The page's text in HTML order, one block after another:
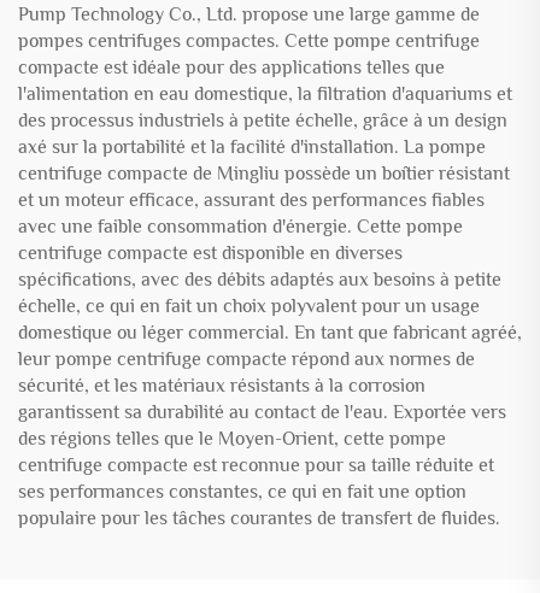
Pump Technology Co., Ltd. propose une large gamme de
pompes centrifuges compactes. Cette pompe centrifuge
compacte est idéale pour des applications telles que
l'alimentation en eau domestique, la filtration d'aquariums et
des processus industriels à petite échelle, grâce à un design
axé sur la portabilité et la facilité d'installation. La pompe
centrifuge compacte de Mingliu possède un boîtier résistant
et un moteur efficace, assurant des performances fiables
avec une faible consommation d'énergie. Cette pompe
centrifuge compacte est disponible en diverses
spécifications, avec des débits adaptés aux besoins à petite
échelle, ce qui en fait un choix polyvalent pour un usage
domestique ou léger commercial. En tant que fabricant agréé,
leur pompe centrifuge compacte répond aux normes de
sécurité, et les matériaux résistants à la corrosion
garantissent sa durabilité au contact de l'eau. Exportée vers
des régions telles que le Moyen-Orient, cette pompe
centrifuge compacte est reconnue pour sa taille réduite et
ses performances constantes, ce qui en fait une option
populaire pour les tâches courantes de transfert de fluides.